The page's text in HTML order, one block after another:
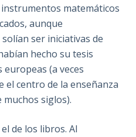
matemáticos
aunque
ser iniciativas de
hecho su tesis
(a veces
el centro de la enseñanza
siglos).
de los libros. Al